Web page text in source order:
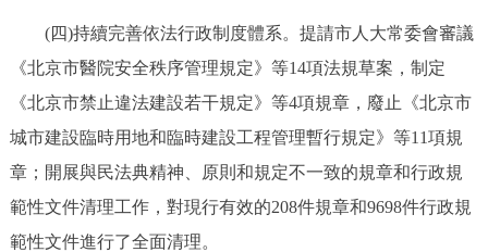
(四)持續完善依法行政制度體系。提請市人大常委會審議
《北京市醫院安全秩序管理規定》等14項法規草案，制定
《北京市禁止違法建設若干規定》等4項規章，廢止《北京市
城市建設臨時用地和臨時建設工程管理暫行規定》等11項規
章；開展與民法典精神、原則和規定不一致的規章和行政規
範性文件清理工作，對現行有效的208件規章和9698件行政規
範性文件進行了全面清理。